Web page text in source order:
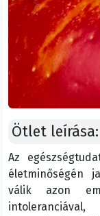
Ötlet leírása:
Az
életminőségén
válik azon